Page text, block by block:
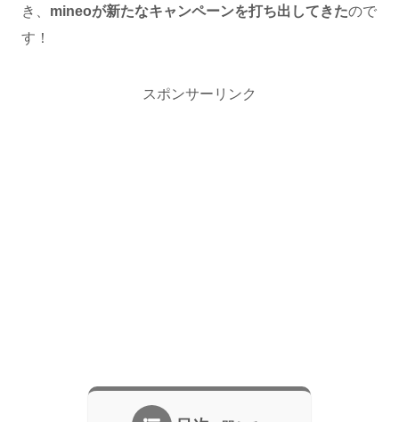
き、 mineoが新たなキャンペーンを打ち出してきたので
す！
スポンサーリンク